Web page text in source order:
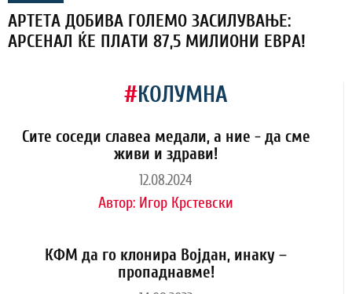
АРТЕТА ДОБИВА ГОЛЕМО ЗАСИЛУВАЊЕ:
АРСЕНАЛ ЌЕ ПЛАТИ 87,5 МИЛИОНИ ЕВРА!
#КОЛУМНА
Сите соседи славеа медали, а ние - да сме
живи и здрави!
12.08.2024
Автор: Игор Крстевски
КФМ да го клонира Војдан, инаку –
пропаднавме!